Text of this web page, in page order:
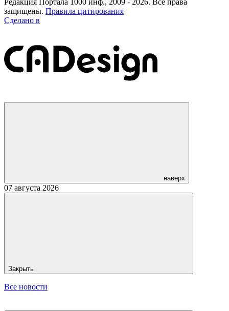
защищены. Правила цитирования
Сделано в
наверх
07 августа 2026
Закрыть
Все новости